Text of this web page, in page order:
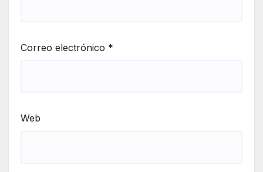
Correo electrónico *
Web